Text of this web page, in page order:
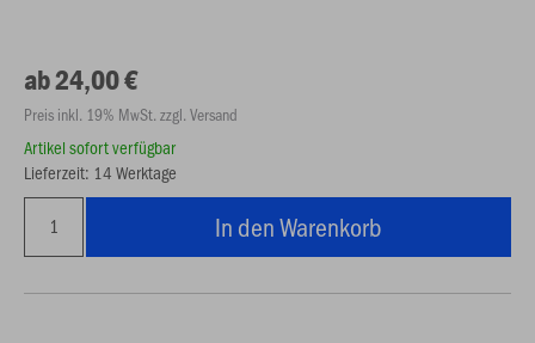
ab 24,00 €
Preis inkl. 19% MwSt. zzgl. Versand
Artikel sofort verfügbar
Lieferzeit: 14 Werktage
In den Warenkorb